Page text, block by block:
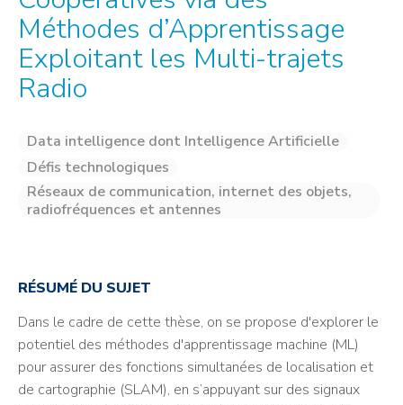
Méthodes d’Apprentissage
Exploitant les Multi-trajets
Radio
Data intelligence dont Intelligence Artificielle
Défis technologiques
Réseaux de communication, internet des objets,
radiofréquences et antennes
RÉSUMÉ DU SUJET
Dans le cadre de cette thèse, on se propose d'explorer le
potentiel des méthodes d'apprentissage machine (ML)
pour assurer des fonctions simultanées de localisation et
de cartographie (SLAM), en s’appuyant sur des signaux